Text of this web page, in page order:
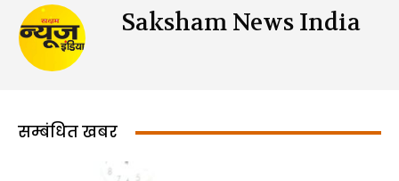
Saksham News India
सम्बंधित खबर